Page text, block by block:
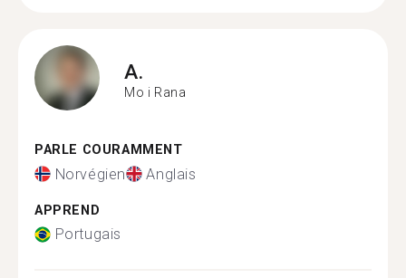
A.
Mo i Rana
PARLE COURAMMENT
Norvégien Anglais
APPREND
Portugais